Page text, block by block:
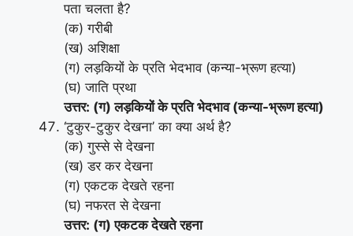
पता चलता है?
(क) गरीबी
(ख) अशिक्षा
(ग) लड़कियों के प्रति भेदभाव (कन्या-भ्रूण हत्या)
(घ) जाति प्रथा
उत्तर: (ग) लड़कियों के प्रति भेदभाव (कन्या-भ्रूण हत्या)
‘टुकुर-टुकुर देखना’ का क्या अर्थ है?
(क) गुस्से से देखना
(ख) डर कर देखना
(ग) एकटक देखते रहना
(घ) नफरत से देखना
उत्तर: (ग) एकटक देखते रहना